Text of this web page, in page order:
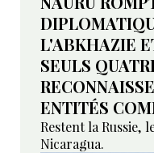
L'ABKHAZIE
SEULS
ENTITÉS
Restent la Russie,
Nicaragua.